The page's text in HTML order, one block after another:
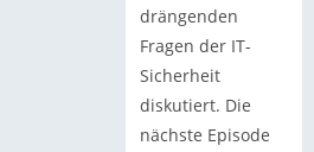
drängenden
Fragen der IT-
Sicherheit
diskutiert. Die
nächste Episode